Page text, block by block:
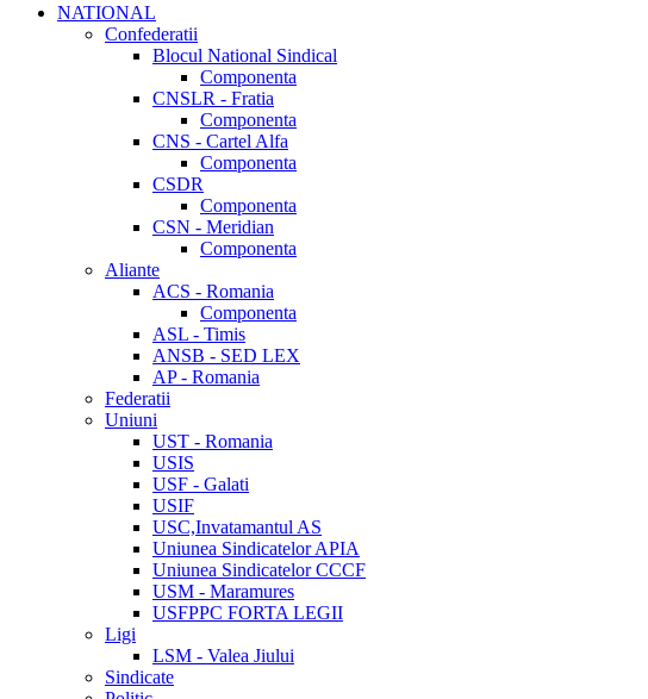
NATIONAL
Confederatii
Blocul National Sindical
Componenta
CNSLR - Fratia
Componenta
CNS - Cartel Alfa
Componenta
CSDR
Componenta
CSN - Meridian
Componenta
Aliante
ACS - Romania
Componenta
ASL - Timis
ANSB - SED LEX
AP - Romania
Federatii
Uniuni
UST - Romania
USIS
USF - Galati
USIF
USC,Invatamantul AS
Uniunea Sindicatelor APIA
Uniunea Sindicatelor CCCF
USM - Maramures
USFPPC FORTA LEGII
Ligi
LSM - Valea Jiului
Sindicate